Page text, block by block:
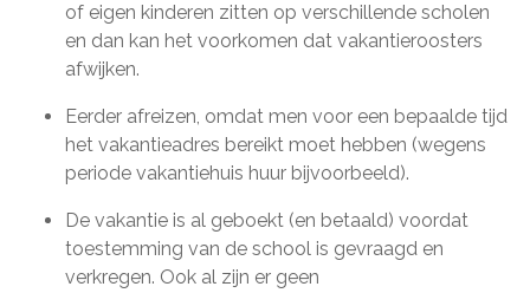
of eigen kinderen zitten op verschillende scholen
en dan kan het voorkomen dat vakantieroosters
afwijken.
Eerder afreizen, omdat men voor een bepaalde tijd
het vakantieadres bereikt moet hebben (wegens
periode vakantiehuis huur bijvoorbeeld).
De vakantie is al geboekt (en betaald) voordat
toestemming van de school is gevraagd en
verkregen. Ook al zijn er geen